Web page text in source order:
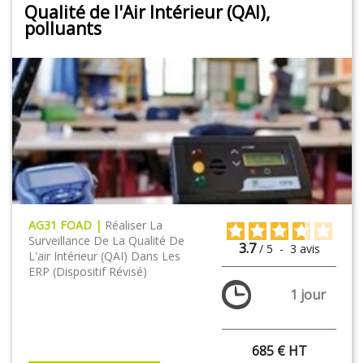
Qualité de l'Air Intérieur (QAI),
polluants
AG31 FOAD | Réaliser La
Surveillance De La Qualité De
L'air Intérieur (QAI) Dans Les
ERP (dispositif Révisé)
3.7 / 5 - 3 avis
1 jour
685 € HT